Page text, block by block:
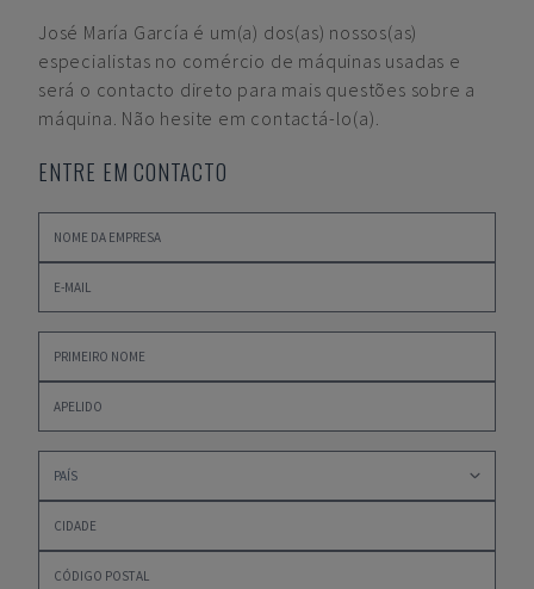
José María García é um(a) dos(as) nossos(as)
especialistas no comércio de máquinas usadas e
será o contacto direto para mais questões sobre a
máquina. Não hesite em contactá-lo(a).
ENTRE EM CONTACTO